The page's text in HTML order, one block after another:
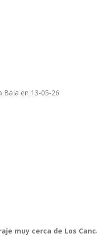
Baja en 13-05-26
muy cerca de Los